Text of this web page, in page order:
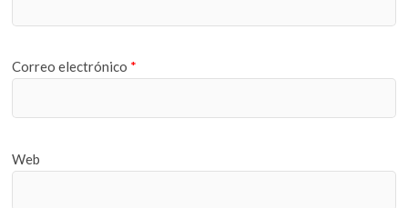
Correo electrónico *
Web